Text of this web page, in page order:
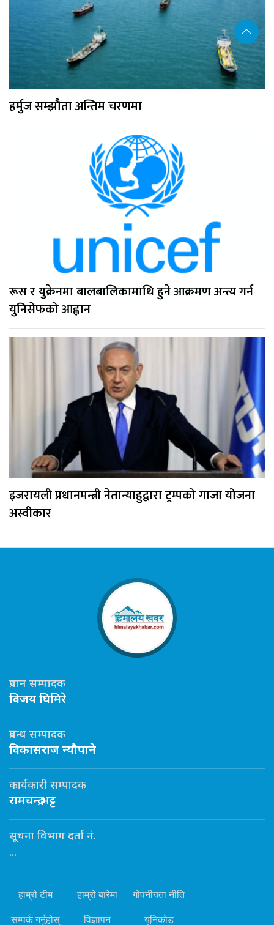
हर्मुज सम्झौता अन्तिम चरणमा
रूस र युक्रेनमा बालबालिकामाथि हुने आक्रमण अन्त्य गर्न
युनिसेफको आह्वान
इजरायली प्रधानमन्त्री नेतान्याहुद्वारा ट्रम्पको गाजा योजना
अस्वीकार
प्रधान सम्पादक
विजय घिमिरे
प्रबन्ध सम्पादक
विकासराज न्यौपाने
कार्यकारी सम्पादक
रामचन्द्र भट्ट
सूचना विभाग दर्ता नं.
...
हाम्रो टीम हाम्रो बारेमा गोपनीयता नीति
सम्पर्क गर्नुहोस् विज्ञापन यूनिकोड